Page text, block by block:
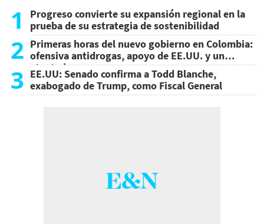
1
Progreso convierte su expansión regional en la
prueba de su estrategia de sostenibilidad
2 Primeras horas del nuevo gobierno en Colombia:
ofensiva antidrogas, apoyo de EE.UU. y un
atentado
3 EE.UU: Senado confirma a Todd Blanche,
exabogado de Trump, como Fiscal General